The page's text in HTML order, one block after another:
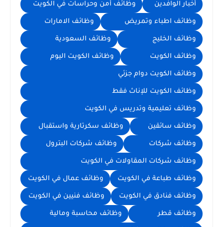
أخبار الوافدين وظائف أمن وحراسات في الكويت
وظائف اطباء وتمريض وظائف الامارات
وظائف الخليج وظائف السعودية
وظائف الكويت وظائف الكويت اليوم
وظائف الكويت دوام جزئي
وظائف الكويت للإناث فقط
وظائف تعليمية وتدريس في الكويت
وظائف سائقين وظائف سكرتارية واستقبال
وظائف شركات وظائف شركات البترول
وظائف شركات المقاولات في الكويت
وظائف طباعة في الكويت وظائف عمال في الكويت
وظائف فنادق في الكويت وظائف فنيين في الكويت
وظائف قطر وظائف محاسبة ومالية